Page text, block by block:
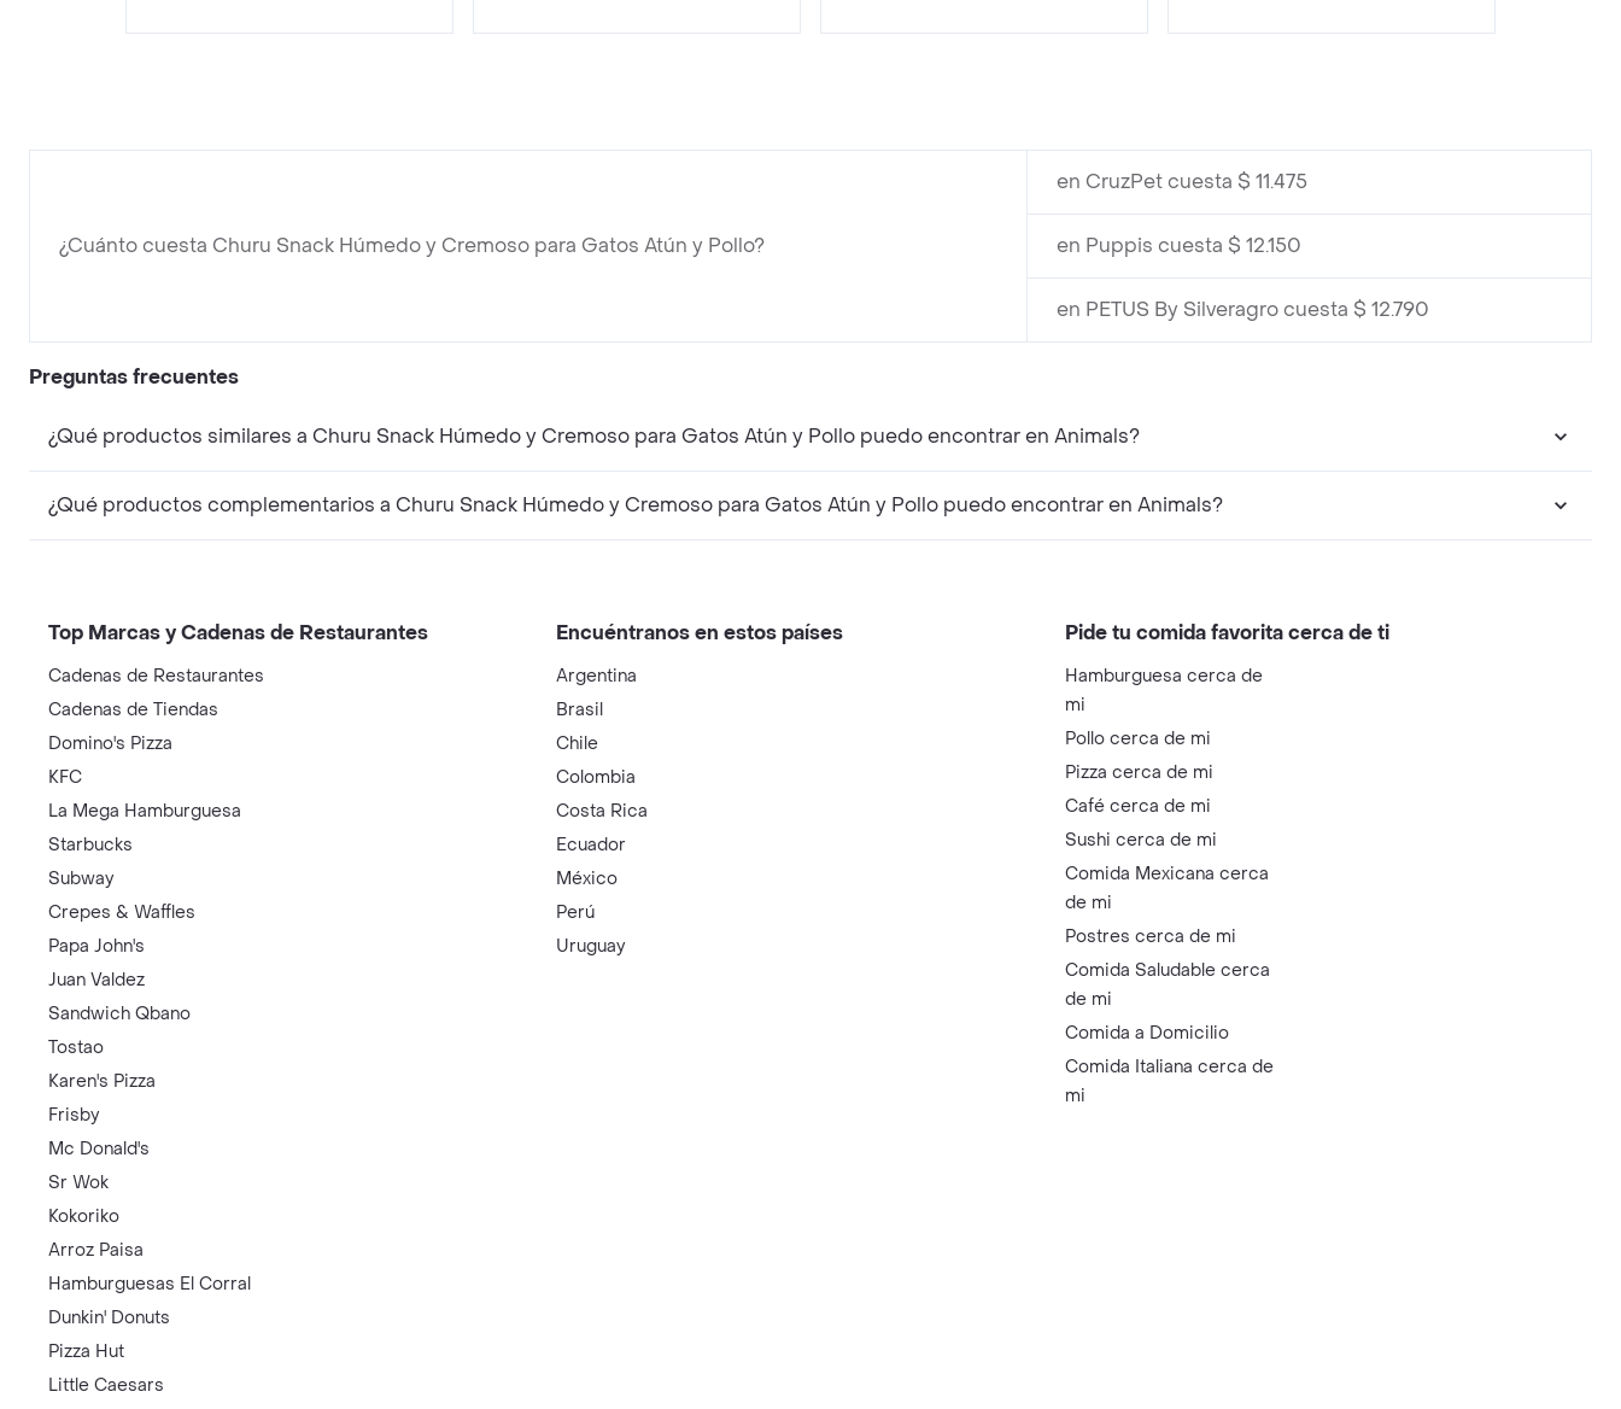
¿Cuánto cuesta Churu Snack Húmedo y Cremoso para Gatos Atún y Pollo?
en CruzPet cuesta $ 11.475
en Puppis cuesta $ 12.150
en PETUS By Silveragro cuesta $ 12.790
Preguntas frecuentes
¿Qué productos similares a Churu Snack Húmedo y Cremoso para Gatos Atún y Pollo puedo encontrar en Animals?
¿Qué productos complementarios a Churu Snack Húmedo y Cremoso para Gatos Atún y Pollo puedo encontrar en Animals?
Top Marcas y Cadenas de Restaurantes
Cadenas de Restaurantes
Cadenas de Tiendas
Domino's Pizza
KFC
La Mega Hamburguesa
Starbucks
Subway
Crepes & Waffles
Papa John's
Juan Valdez
Sandwich Qbano
Tostao
Karen's Pizza
Frisby
Mc Donald's
Sr Wok
Kokoriko
Arroz Paisa
Hamburguesas El Corral
Dunkin' Donuts
Pizza Hut
Little Caesars
Encuéntranos en estos países
Argentina
Brasil
Chile
Colombia
Costa Rica
Ecuador
México
Perú
Uruguay
Pide tu comida favorita cerca de ti
Hamburguesa cerca de
mi
Pollo cerca de mi
Pizza cerca de mi
Café cerca de mi
Sushi cerca de mi
Comida Mexicana cerca
de mi
Postres cerca de mi
Comida Saludable cerca
de mi
Comida a Domicilio
Comida Italiana cerca de
mi